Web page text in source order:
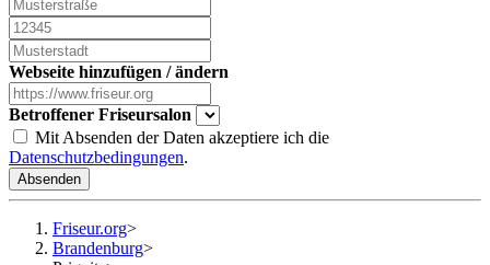
Webseite hinzufügen / ändern
Betroffener Friseursalon
Mit Absenden der Daten akzeptiere ich die
Datenschutzbedingungen.
Absenden
Friseur.org>
Brandenburg>